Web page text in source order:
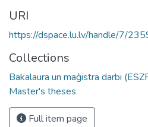
URI
https://dspace.lu.lv/handle/7/
Collections
Bakalaura un maģistra darbi
Master's theses
Full item page